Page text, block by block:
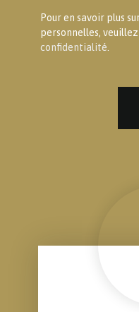
Pour en savoir plus
personnelles,
confidentialité